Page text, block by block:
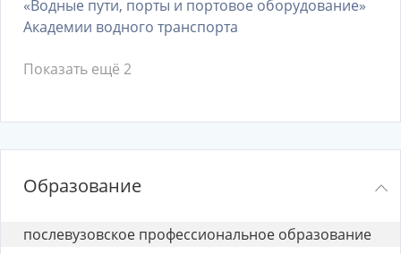
«Водные пути, порты и портовое оборудование»
Академии водного транспорта
Показать ещё 2
Образование
послевузовское профессиональное образование